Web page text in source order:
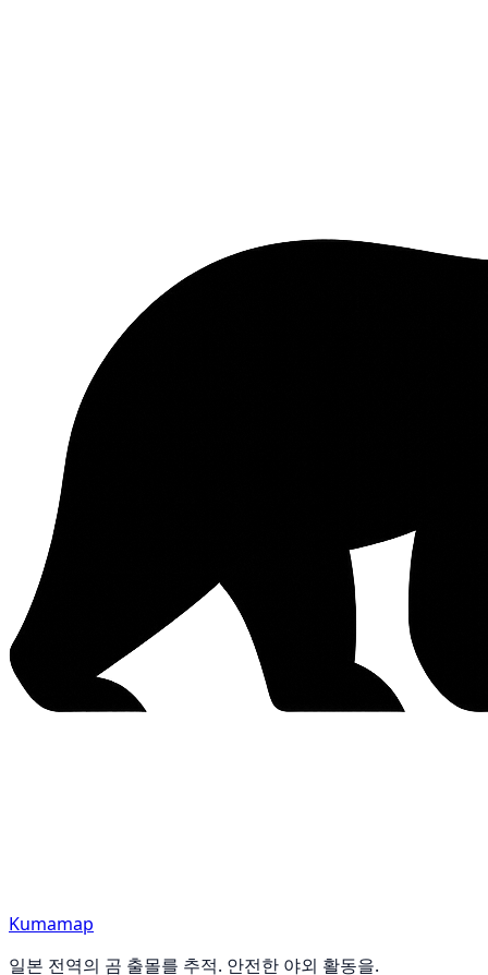
Kumamap
일본 전역의 곰 출몰를 추적. 안전한 야외 활동을.